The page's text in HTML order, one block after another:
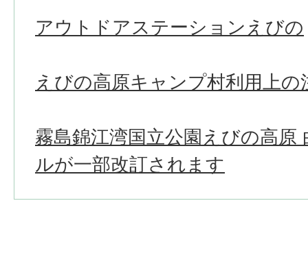
アウトドアステーションえびの
えびの高原キャンプ村利用上の
霧島錦江湾国立公園えびの高原
ルが一部改訂されます